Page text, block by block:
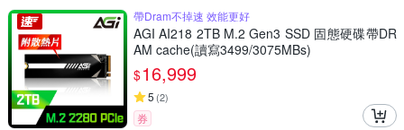
帶Dram不掉速 效能更好
AGI AI218 2TB M.2 Gen3 SSD 固態硬碟帶DR
AM cache(讀寫3499/3075MBs)
$16,999
5 (2)
券